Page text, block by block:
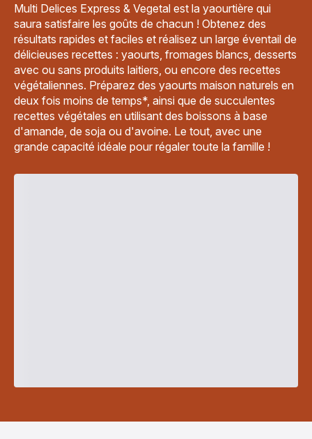
Multi Delices Express & Vegetal est la yaourtière qui
saura satisfaire les goûts de chacun ! Obtenez des
résultats rapides et faciles et réalisez un large éventail de
délicieuses recettes : yaourts, fromages blancs, desserts
avec ou sans produits laitiers, ou encore des recettes
végétaliennes. Préparez des yaourts maison naturels en
deux fois moins de temps*, ainsi que de succulentes
recettes végétales en utilisant des boissons à base
d'amande, de soja ou d'avoine. Le tout, avec une
grande capacité idéale pour régaler toute la famille !